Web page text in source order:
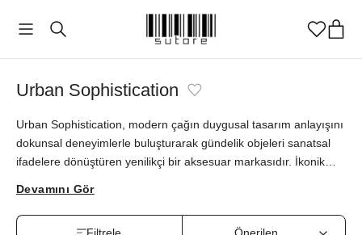
Urban Sophistication
Urban Sophistication, modern çağın duygusal tasarım anlayışını
dokunsal deneyimlerle buluşturarak gündelik objeleri sanatsal
ifadelere dönüştüren yenilikçi bir aksesuar markasıdır. İkonik
Case®" koleksiyonu Bow in Pink gibi sofistike detaylarıyla günlük
Devamını Gör